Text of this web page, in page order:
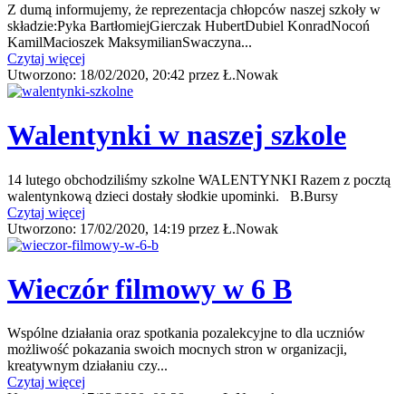
Z dumą informujemy, że reprezentacja chłopców naszej szkoły w
składzie:Pyka BartłomiejGierczak HubertDubiel KonradNocoń
KamilMacioszek MaksymilianSwaczyna...
Czytaj więcej
Utworzono: 18/02/2020, 20:42 przez Ł.Nowak
Walentynki w naszej szkole
14 lutego obchodziliśmy szkolne WALENTYNKI Razem z pocztą
walentynkową dzieci dostały słodkie upominki. B.Bursy
Czytaj więcej
Utworzono: 17/02/2020, 14:19 przez Ł.Nowak
Wieczór filmowy w 6 B
Wspólne działania oraz spotkania pozalekcyjne to dla uczniów
możliwość pokazania swoich mocnych stron w organizacji,
kreatywnym działaniu czy...
Czytaj więcej